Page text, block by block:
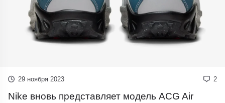
29 ноября 2023 2
Nike вновь представляет модель ACG Air